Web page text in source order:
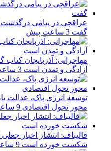
عراقچی در پیامی درگذشت
گفت 3 ساعت پیش
مهاجرانی: آذربایجان کتاب
آزادگی و تمدن است 3 ساعت پیش
توسعه انرژی پاک، عدالت
محور تحول اقتصادی 9 ساعت پیش
قالیباف: انتشار اخبار
شکست خورده است 9 ساعت پیش